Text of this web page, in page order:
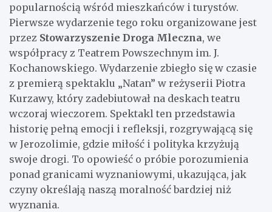
popularnością wśród mieszkańców i turystów.
Pierwsze wydarzenie tego roku organizowane jest
przez Stowarzyszenie Droga Mleczna, we
współpracy z Teatrem Powszechnym im. J.
Kochanowskiego. Wydarzenie zbiegło się w czasie
z premierą spektaklu „Natan” w reżyserii Piotra
Kurzawy, który zadebiutował na deskach teatru
wczoraj wieczorem. Spektakl ten przedstawia
historię pełną emocji i refleksji, rozgrywającą się
w Jerozolimie, gdzie miłość i polityka krzyżują
swoje drogi. To opowieść o próbie porozumienia
ponad granicami wyznaniowymi, ukazująca, jak
czyny określają naszą moralność bardziej niż
wyznania.